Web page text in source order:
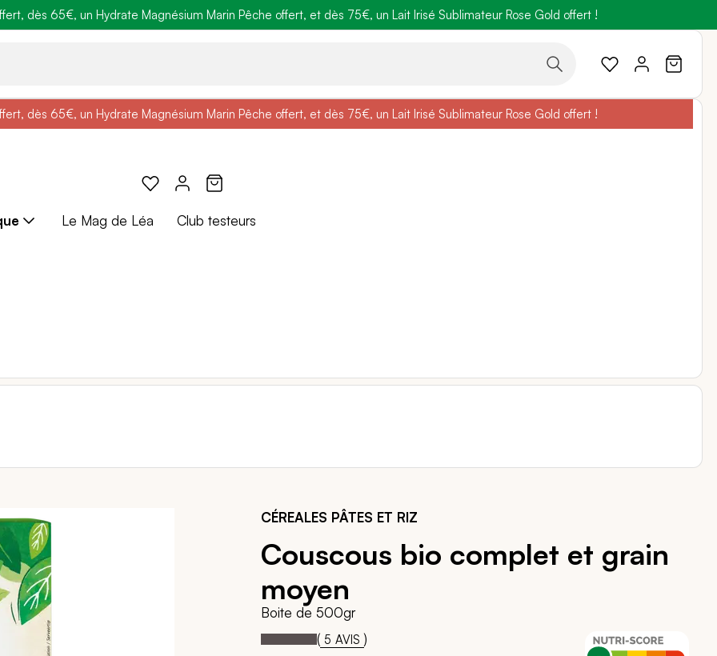
: Profitez de-25% + Livraison offertedès 30€ d'achat avec le codeBELLEBIO
BRADERIE :-40% sur une sélection de produits
dès 65€, un Hydrate Magnésium Marin Pêche offert, et dès 75€, un Lait Irisé Sublimateur Rose Gold offert !
: Profitez de-25% + Livraison offertedès 30€ d'achat avec le codeBELLEBIO
Braderie :-40% sur une sélection de produits
dès 65€, un Hydrate Magnésium Marin Pêche offert, et dès 75€, un Lait Irisé Sublimateur Rose Gold offert !
Le Mag de Léa
Club testeurs
CÉREALES PÂTES ET RIZ
Couscous bio complet et grain
moyen
Boite de 500gr
Notation:100
% of100
( 5 AVIS )